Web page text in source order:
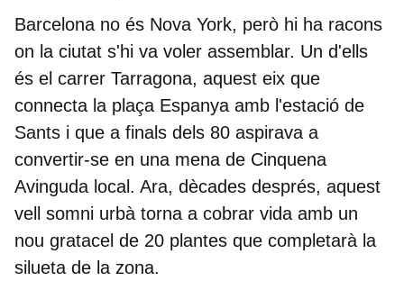
Barcelona no és Nova York, però hi ha racons
on la ciutat s'hi va voler assemblar. Un d'ells
és el carrer Tarragona, aquest eix que
connecta la plaça Espanya amb l'estació de
Sants i que a finals dels 80 aspirava a
convertir-se en una mena de Cinquena
Avinguda local. Ara, dècades després, aquest
vell somni urbà torna a cobrar vida amb un
nou gratacel de 20 plantes que completarà la
silueta de la zona.